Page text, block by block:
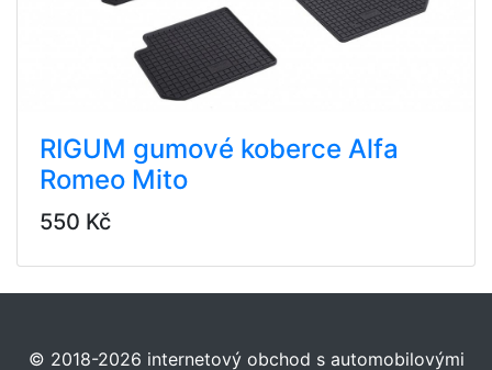
RIGUM gumové koberce Alfa
Romeo Mito
550 Kč
© 2018-2026 internetový obchod s automobilovými